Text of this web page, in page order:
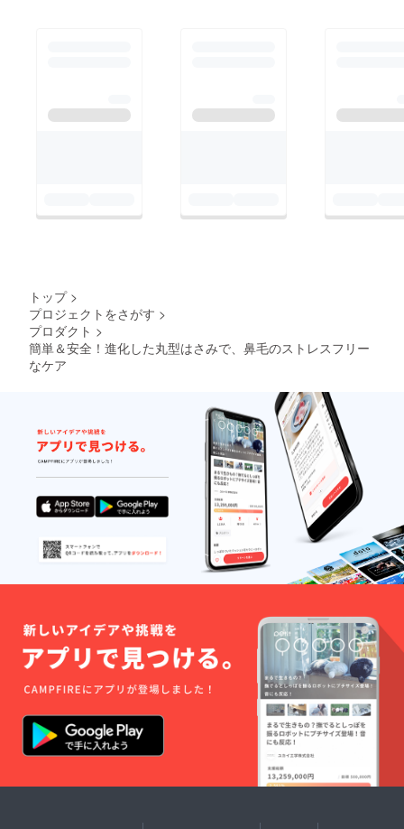
トップ >
プロジェクトをさがす >
プロダクト >
簡単＆安全！進化した丸型はさみで、鼻毛のストレスフリー
なケア